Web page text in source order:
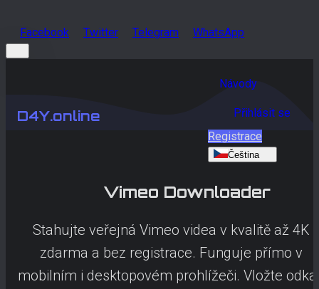
Facebook Twitter Telegram WhatsApp
D4Y.online
Návody
Přihlásit se
Registrace
Čeština
Vimeo Downloader
Stahujte veřejná Vimeo videa v kvalitě až 4K
zdarma a bez registrace. Funguje přímo v
mobilním i desktopovém prohlížeči. Vložte